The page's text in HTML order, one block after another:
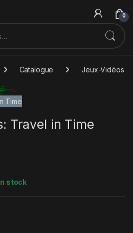
0
Catalogue Jeux-Vidéos
Travel in Time
stock